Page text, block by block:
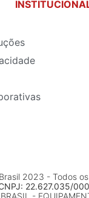
2023 - Todos
22.627.035/
-